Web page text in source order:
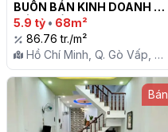
BUÔN BÁN KINH DOANH
TỐT - GẦN TRƯỜNG -
TƯƠNG LAI GẦN NHÀ GA
T3 SÂN NAY TÂN SƠN
NHẤT - BÁN ĐẤT TẶNG
NHÀ - SỔ VUÔNG A4
5.9 tỷ • 68m²
86.76 tr./m²
Hồ Chí Minh, Q. Gò Vấp, P.
12
Bán